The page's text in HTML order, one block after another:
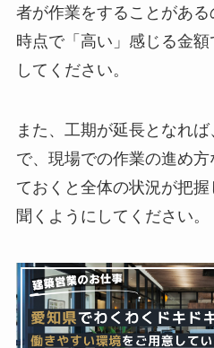
者が作業をすることがあ
時点で「高い」感じる金
してください。
また、工期が延長となれ
で、現場での作業の進め
ておくと全体の状況が把
聞くようにしてください。